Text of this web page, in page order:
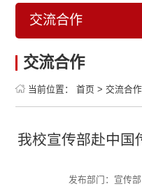
交流合作
交流合作
当前位置： 首页 > 交流合作
我校宣传部赴中国
发布部门：宣传部